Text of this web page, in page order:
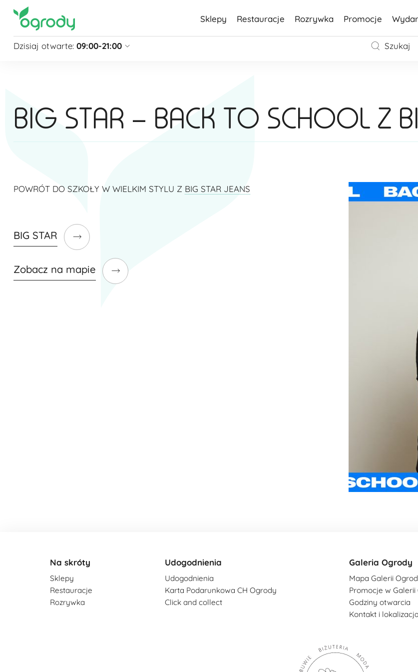
Sklepy Restauracje Rozrywka Promocje
Dzisiaj otwarte: 09:00-21:00
zobacz więcej »
Szukaj
BIG STAR – BACK TO SCHOOL Z
POWRÓT DO SZKOŁY W WIELKIM STYLU Z BIG STAR JEANS
BIG STAR
Zobacz na mapie
Na skróty
Sklepy
Restauracje
Rozrywka
Udogodnienia
Udogodnienia
Karta Podarunkowa CH Ogrody
Click and collect
Galeria Ogrody
Mapa Galerii
Promocje w Galerii
Godziny otwarcia
Kontakt i lokalizacja